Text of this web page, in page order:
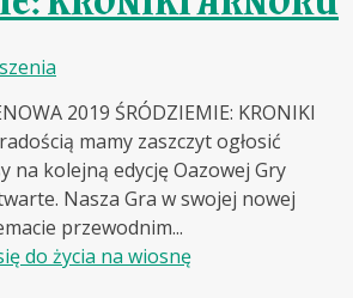
2019 ŚRÓDZIEMIE: KRONIKI
mamy zaszczyt ogłosić
na kolejną edycję Oazowej Gry
Nasza Gra w swojej nowej
przewodnim...